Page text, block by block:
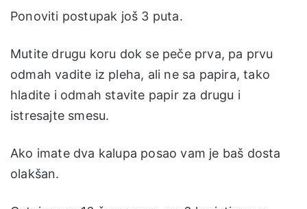
Ponoviti postupak još 3 puta.
Mutite drugu koru dok se peče prva, pa prvu
odmah vadite iz pleha, ali ne sa papira, tako
hladite i odmah stavite papir za drugu i
istresajte smesu.
Ako imate dva kalupa posao vam je baš dosta
olakšan.